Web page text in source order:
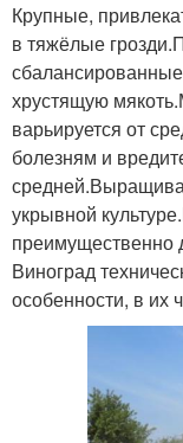
Крупные,
в тяжёлые
хрустящую
варьируется от
болезням и
укрывной
преимущественно
Виноград
особенности, в их